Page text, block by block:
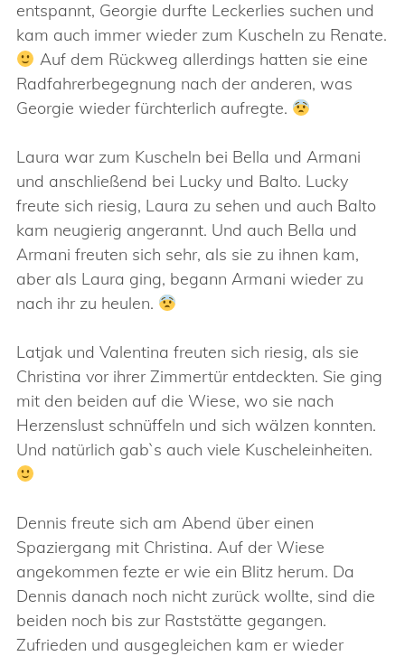
entspannt, Georgie durfte Leckerlies suchen und
kam auch immer wieder zum Kuscheln zu Renate.
Auf dem Rückweg allerdings hatten sie eine
Radfahrerbegegnung nach der anderen, was
Georgie wieder fürchterlich aufregte.
Laura war zum Kuscheln bei Bella und Armani
und anschließend bei Lucky und Balto. Lucky
freute sich riesig, Laura zu sehen und auch Balto
kam neugierig angerannt. Und auch Bella und
Armani freuten sich sehr, als sie zu ihnen kam,
aber als Laura ging, begann Armani wieder zu
nach ihr zu heulen.
Latjak und Valentina freuten sich riesig, als sie
Christina vor ihrer Zimmertür entdeckten. Sie ging
mit den beiden auf die Wiese, wo sie nach
Herzenslust schnüffeln und sich wälzen konnten.
Und natürlich gab`s auch viele Kuscheleinheiten.
Dennis freute sich am Abend über einen
Spaziergang mit Christina. Auf der Wiese
angekommen fezte er wie ein Blitz herum. Da
Dennis danach noch nicht zurück wollte, sind die
beiden noch bis zur Raststätte gegangen.
Zufrieden und ausgegleichen kam er wieder